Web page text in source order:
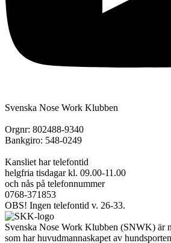
Svenska Nose Work Klubben
Orgnr: 802488-9340
Bankgiro: 548-0249
Kansliet har telefontid
helgfria tisdagar kl. 09.00-11.00
och nås på telefonnummer
0768-371853
OBS! Ingen telefontid v. 26-33.
Svenska Nose Work Klubben (SNWK) är
som har huvudmannaskapet av